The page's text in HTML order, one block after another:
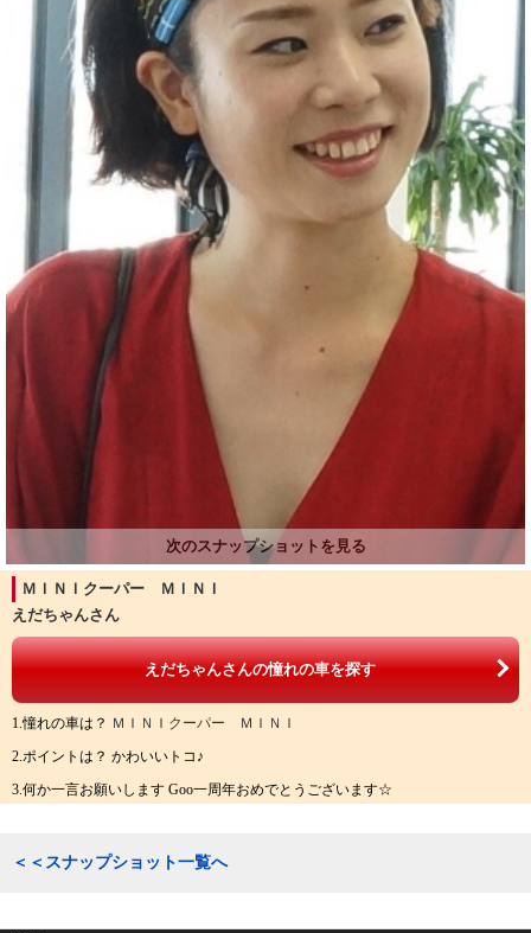
ＭＩＮＩクーパー ＭＩＮＩ
えだちゃんさん
えだちゃんさんの憧れの車を探す
1.憧れの車は？ ＭＩＮＩクーパー ＭＩＮＩ
2.ポイントは？ かわいいトコ♪
3.何か一言お願いします Goo一周年おめでとうございます☆
＜＜スナップショット一覧へ